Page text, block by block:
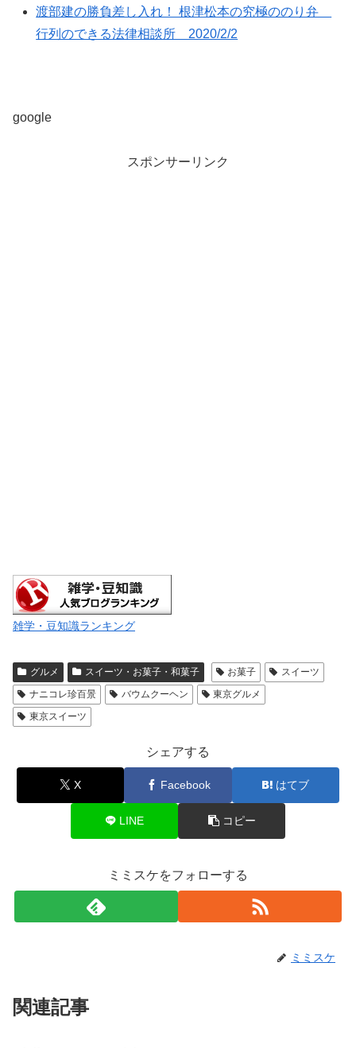
渡部建の勝負差し入れ！ 根津松本の究極ののり弁
行列のできる法律相談所 2020/2/2
google
スポンサーリンク
雑学・豆知識ランキング
グルメ スイーツ・お菓子・和菓子 お菓子
スイーツ
ナニコレ珍百景
バウムクーヘン
東京グルメ
東京スイーツ
シェアする
X Facebook はてブ
LINE コピー
ミミスケをフォローする
ミミスケ
関連記事